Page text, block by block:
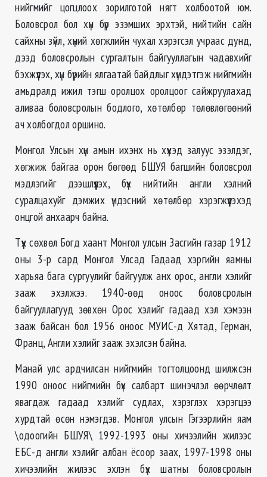
нийгмийг цогцлоох зорилготой нягт холбоотой юм.
Боловсрол бол хүн бүр эзэмших эрхтэй, нийтийн сайн
сайхны зүйл, хүний хөгжлийн чухал хэрэгсэл учраас дунд,
дээд боловсролын сургалтын байгууллагын чадавхийг
бэхжүүлэх, хүн бүрийн ялгаатай байдлыг хүндэтгэж нийгмийн
амьдралд ижил тэгш оролцох оролцоог сайжруулахад
аливаа боловсролын бодлого, хөтөлбөр төлөвлөгөөний
ач холбогдол оршино.
Монгол Улсын хүн амын ихэнх нь хүүхэд залуус эзэлдэг,
хөгжиж байгаа орон бөгөөд БШУЯ багшийн боловсрол
мэдлэгийг дээшлүүлэх, бүх нийтийн англи хэлний
суралцахуйг дэмжих үндэсний хөтөлбөр хэрэгжүүлэхэд
онцгой анхаарч байна.
Түүх сөхвөл Богд хаант Монгол улсын Засгийн газар 1912
оны 3-р сард Монгол Улсад Гадаад хэргийн яамны
харьяа бага сургуулийг байгуулж анх орос, англи хэлийг
зааж эхэлжээ. 1940-өөд оноос боловсролын
байгууллагууд зөвхөн Орос хэлийг гадаад хэл хэмээн
зааж байсан бол 1956 оноос МУИС-д Хятад, Герман,
Франц, Англи хэлийг зааж эхэлсэн байна.
Манай улс ардчилсан нийгмийн тогтолцоонд шилжсэн
1990 оноос нийгмийн бүх салбарт шинэчлэл өөрчлөлт
явагдаж гадаад хэлийг судлах, хэрэглэх хэрэгцээ
хурдтай өсөн нэмэгдэв. Монгол улсын Гэгээрлийн яам
\одоогийн БШУЯ\ 1992-1993 оны хичээлийн жилээс
ЕБС-д англи хэлийг албан ёсоор заах, 1997-1998 оны
хичээлийн жилээс эхлэн бүх шатны боловсролын